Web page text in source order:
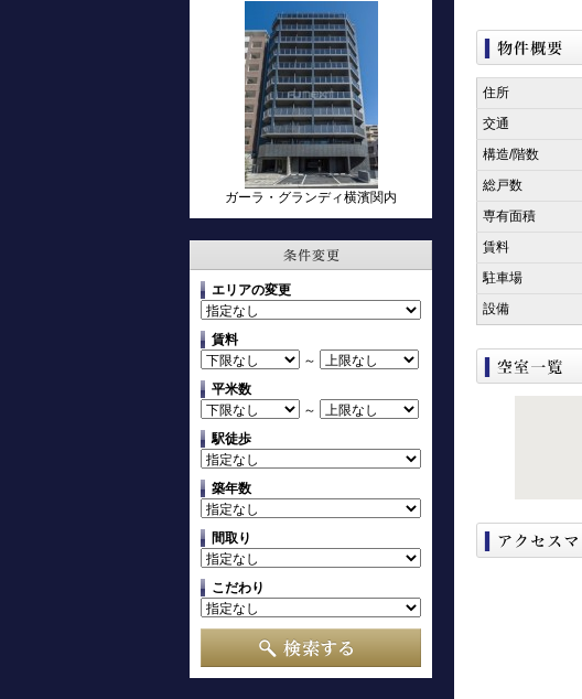
ガーラ・グランディ横濱関内
エリアの変更
賃料
～
平米数
～
駅徒歩
築年数
間取り
こだわり
住所
交通
構造/階数
総戸数
専有面積
賃料
駐車場
設備